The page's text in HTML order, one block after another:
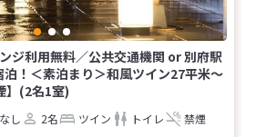
ジ利用無料／公共交通機関 or 別府駅
！＜素泊まり＞和風ツイン27平米～
】(2名1室)
し 2名 ツイン トイレ 禁煙